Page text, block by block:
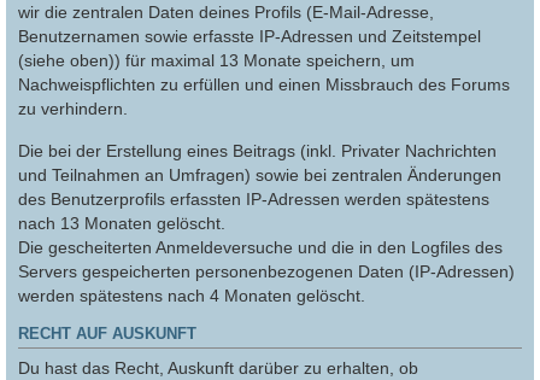
wir die zentralen Daten deines Profils (E-Mail-Adresse,
Benutzernamen sowie erfasste IP-Adressen und Zeitstempel
(siehe oben)) für maximal 13 Monate speichern, um
Nachweispflichten zu erfüllen und einen Missbrauch des Forums
zu verhindern.
Die bei der Erstellung eines Beitrags (inkl. Privater Nachrichten
und Teilnahmen an Umfragen) sowie bei zentralen Änderungen
des Benutzerprofils erfassten IP-Adressen werden spätestens
nach 13 Monaten gelöscht.
Die gescheiterten Anmeldeversuche und die in den Logfiles des
Servers gespeicherten personenbezogenen Daten (IP-Adressen)
werden spätestens nach 4 Monaten gelöscht.
RECHT AUF AUSKUNFT
Du hast das Recht, Auskunft darüber zu erhalten, ob